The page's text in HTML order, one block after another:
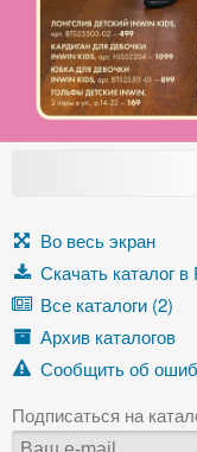
Во весь экран
Скачать каталог в
Все каталоги (2)
Архив каталогов
Сообщить об
Подписаться на